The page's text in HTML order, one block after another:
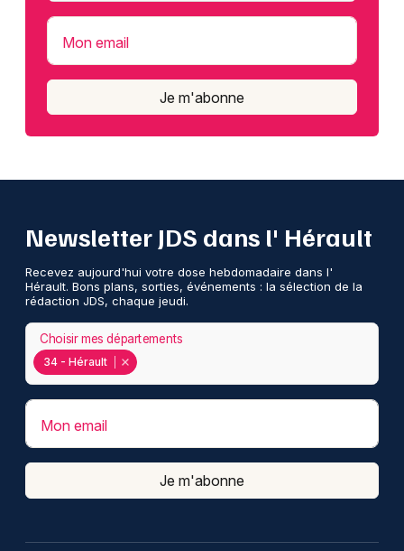
Mon email
Je m'abonne
Newsletter JDS dans l' Hérault
Recevez aujourd'hui votre dose hebdomadaire dans l'
Hérault. Bons plans, sorties, événements : la sélection de la
rédaction JDS, chaque jeudi.
34 - Hérault
Choisir mes départements
Mon email
Je m'abonne